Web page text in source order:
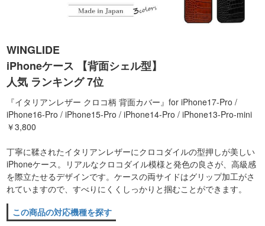
WINGLIDE
iPhoneケース 【背面シェル型】
人気 ランキング 7位
『イタリアンレザー クロコ柄 背面カバー』for iPhone17-Pro /
iPhone16-Pro / iPhone15-Pro / iPhone14-Pro / iPhone13-Pro-mini
￥3,800
丁寧に鞣されたイタリアンレザーにクロコダイルの型押しが美しい
iPhoneケース。リアルなクロコダイル模様と発色の良さが、高級感
を際立たせるデザインです。ケースの両サイドはグリップ加工がさ
れていますので、すべりにくくしっかりと掴むことができます。
この商品の対応機種を探す